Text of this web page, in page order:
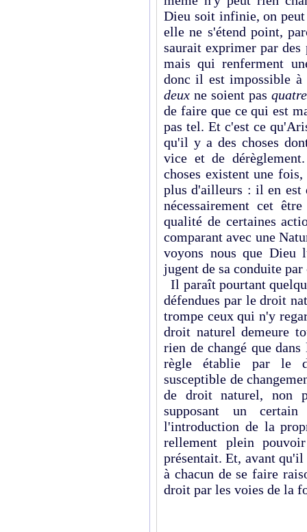
Dieu soit infinie, on
elle ne s'étend point,
saurait exprimer par des
mais qui renferment
donc il est impossible
deux ne soient pas quatre
de faire que ce qui est
pas tel. Et c'est ce
qu'il y a des choses
vice et de
choses existent une
plus d'ailleurs : il en est
nécessairement cet
qualité de certaines
comparant avec une
voyons nous que Dieu
jugent de sa conduite
Il paraît pourtant
défendues par le droit
trompe ceux qui n'y
droit naturel demeure
rien de changé que
règle établie par le
susceptible de
de droit naturel, non
supposant un
l'introduction de la
rellement plein
présentait. Et, avant
à chacun de se faire
droit par les voies de la